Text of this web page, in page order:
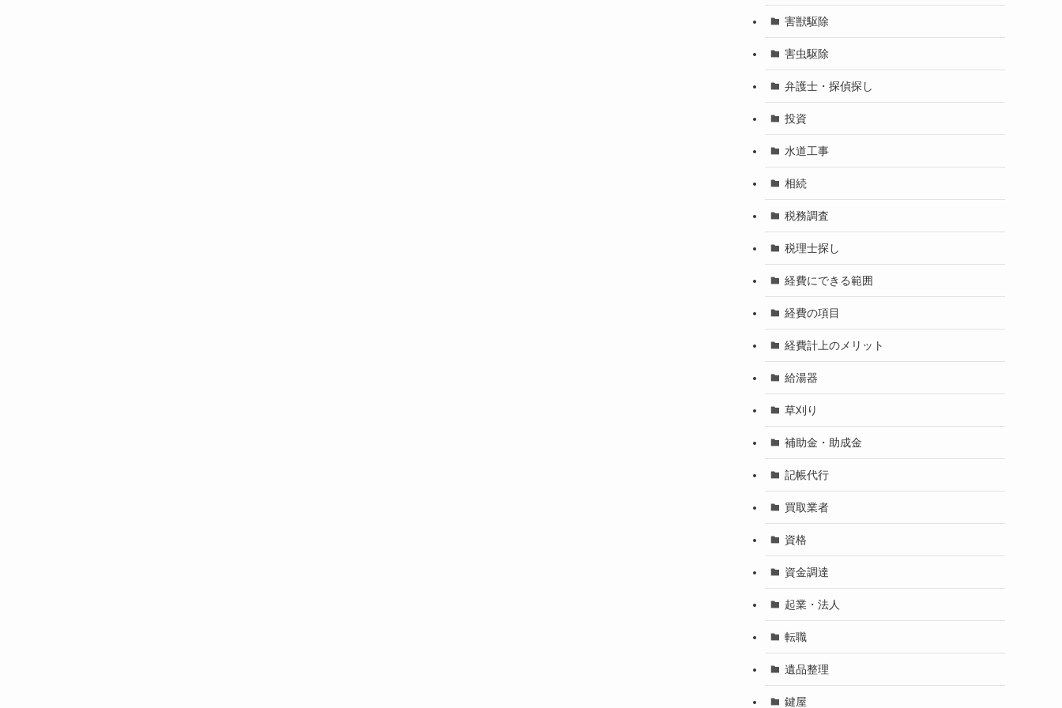
害獣駆除
害虫駆除
弁護士・探偵探し
投資
水道工事
相続
税務調査
税理士探し
経費にできる範囲
経費の項目
経費計上のメリット
給湯器
草刈り
補助金・助成金
記帳代行
買取業者
資格
資金調達
起業・法人
転職
遺品整理
鍵屋